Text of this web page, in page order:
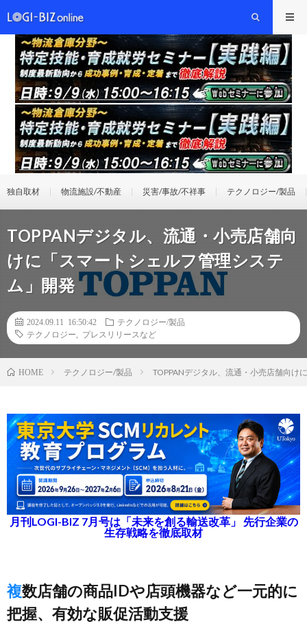
独自取材 物流施設/不動産 災害/事故/不祥事 テクノロジー/製品
TOPPANデジタル、流通・小売店舗向
けに「スマートシェルフ管理システ
ム」開発
2024.09.11 16:50:42
テクノロジー/製品
テクノロジー
プレスリリースなど
HOME テクノロジー/製品 TOPPANデジタル、流通・小売店舗向け
月刊LOGI-BIZ 7月号は「未来を創る輸送改革」 先行企業の
生存戦略を徹底取材
複数店舗の商品IDや店頭機器など一元的に
把握、有効な販促活動支援